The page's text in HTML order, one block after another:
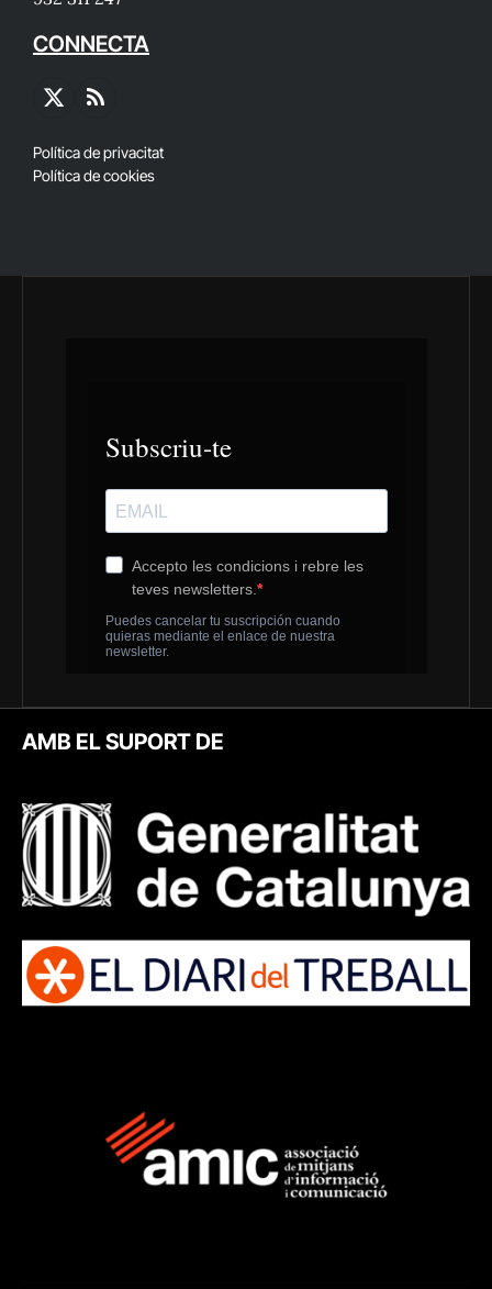
CONNECTA
X
RSS
Política de privacitat
Política de cookies
AMB EL SUPORT DE